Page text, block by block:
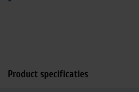
Product specificaties